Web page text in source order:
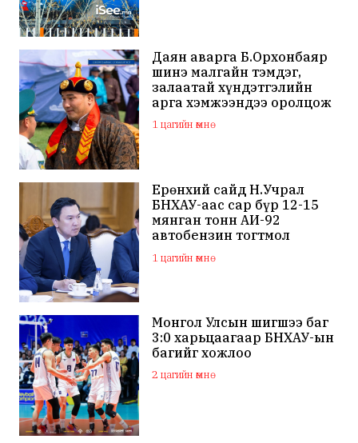
Даян аварга Б.Орхонбаяр
шинэ малгайн тэмдэг,
залаатай хүндэтгэлийн
арга хэмжээндээ оролцож
байна
1 цагийн өмнө
Ерөнхий сайд Н.Учрал
БНХАУ-аас сар бүр 12-15
мянган тонн АИ-92
автобензин тогтмол
нийлүүлэх хүсэлт тавилаа
1 цагийн өмнө
Монгол Улсын шигшээ баг
3:0 харьцаагаар БНХАУ-ын
багийг хожлоо
2 цагийн өмнө